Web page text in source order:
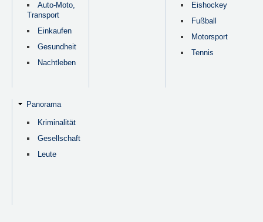
Auto-Moto,
Transport
Einkaufen
Gesundheit
Nachtleben
Eishockey
Fußball
Motorsport
Tennis
Panorama
Kriminalität
Gesellschaft
Leute